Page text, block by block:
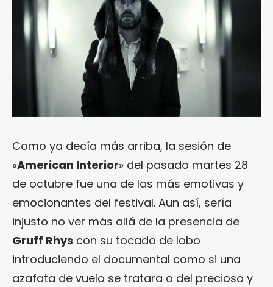
Como ya decía más arriba, la sesión de
«American Interior» del pasado martes 28
de octubre fue una de las más emotivas y
emocionantes del festival. Aun así, sería
injusto no ver más allá de la presencia de
Gruff Rhys con su tocado de lobo
introduciendo el documental como si una
azafata de vuelo se tratara o del precioso y